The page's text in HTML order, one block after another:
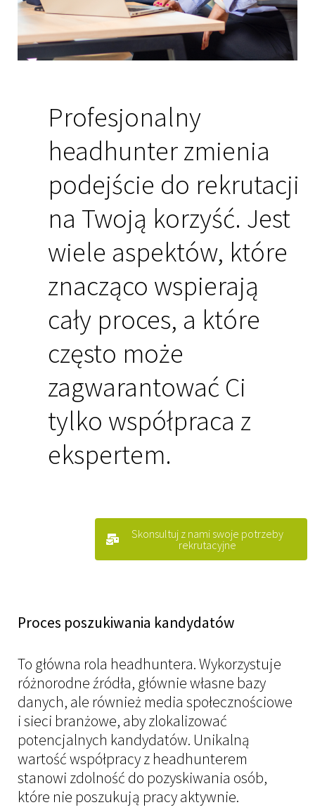
Profesjonalny
headhunter zmienia
podejście do rekrutacji
na Twoją korzyść. Jest
wiele aspektów, które
znacząco wspierają
cały proces, a które
często może
zagwarantować Ci
tylko współpraca z
ekspertem.
Skonsultuj z nami swoje potrzeby
rekrutacyjne
Proces poszukiwania kandydatów
To główna rola headhuntera. Wykorzystuje
różnorodne źródła, głównie własne bazy
danych, ale również media społecznościowe
i sieci branżowe, aby zlokalizować
potencjalnych kandydatów. Unikalną
wartość współpracy z headhunterem
stanowi zdolność do pozyskiwania osób,
które nie poszukują pracy aktywnie.